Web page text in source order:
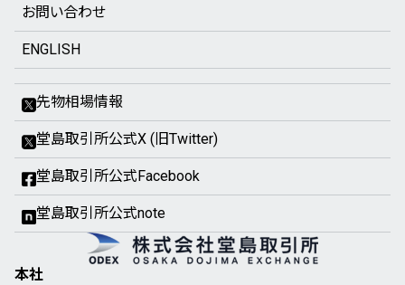
お問い合わせ
ENGLISH
先物相場情報
堂島取引所公式X (旧Twitter)
堂島取引所公式Facebook
堂島取引所公式note
本社